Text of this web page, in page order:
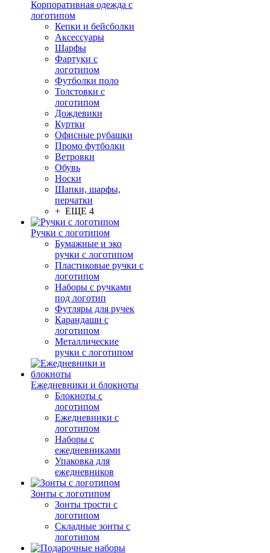
Корпоративная одежда с
логотипом
Кепки и бейсболки
Аксессуары
Шарфы
Фартуки с
логотипом
Футболки поло
Толстовки с
логотипом
Дождевики
Куртки
Офисные рубашки
Промо футболки
Ветровки
Обувь
Носки
Шапки, шарфы,
перчатки
+ ЕЩЕ 4
Ручки с логотипом
Бумажные и эко
ручки с логотипом
Пластиковые ручки с
логотипом
Наборы с ручками
под логотип
Футляры для ручек
Карандаши с
логотипом
Металлические
ручки с логотипом
Ежедневники и блокноты
Блокноты с
логотипом
Ежедневники с
логотипом
Наборы с
ежедневниками
Упаковка для
ежедневников
Зонты с логотипом
Зонты трости с
логотипом
Складные зонты с
логотипом